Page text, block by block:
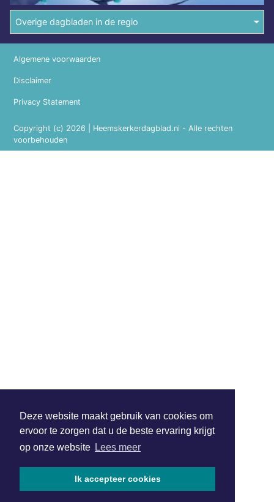
Deze website maakt gebruik van cookies om
ervoor te zorgen dat u de beste ervaring krijgt
op onze website Lees meer
Ik accepteer cookies
Overige dagbladen in de regio
Copyright (c) 2026 | Heemskerkerdagblad.nl - Alle rechten
voorbehouden
Algemene voorwaarden
Disclaimer
Privacy Statement